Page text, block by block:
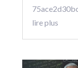
lire plus